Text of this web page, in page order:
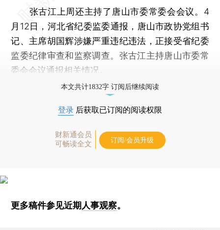
张古江上周还主持了唐山市委常委会会议。4
月12日，河北省纪委监委通报，唐山市政协党组书
记、主席胡国辉涉嫌严重违纪违法，正接受省纪委
监委纪律审查和监察调查。张古江主持唐山市委常
委会会议通报相关情况。
本文共计1832字 订阅后继续阅读
登录 后获取已订阅的阅读权限
财新通会员
可畅读全文
订阅/会员升级
更多稿件参见近期 人事观察。